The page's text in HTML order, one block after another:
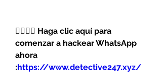
👉🏻👉🏻 Haga clic aquí para
comenzar a hackear WhatsApp
ahora
:https://www.detective247.xyz/